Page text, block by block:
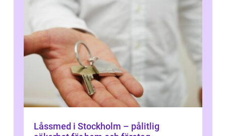
Låssmed i Stockholm – pålitlig